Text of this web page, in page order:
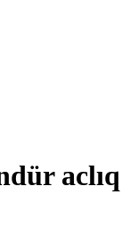
aclıq